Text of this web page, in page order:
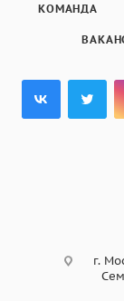
КОМАНДА
г.